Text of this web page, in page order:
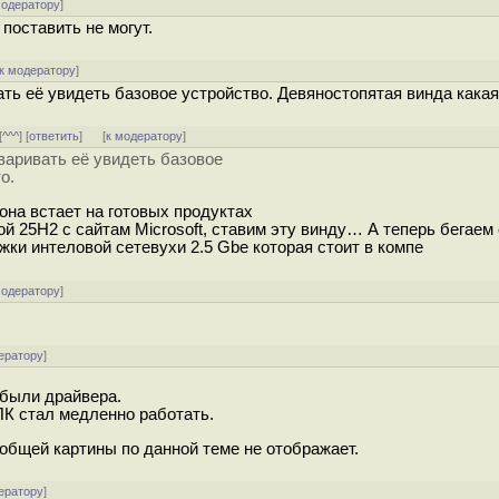
]
не могут.
к модератору]
её увидеть базовое устройство. Девяностопятая винда
^^^] [ответить] [к модератору]
её увидеть базовое
встает на готовых продуктах
25H2 с сайтам Microsoft, ставим эту винду… А теперь бегаем
интеловой сетевухи 2.5 Gbe которая стоит в компе
]
]
драйвера.
стал медленно работать.
картины по данной теме не отображает.
]